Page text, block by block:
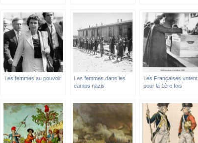
Les femmes au pouvoir
Les femmes dans les
camps nazis
Les Françaises votent
pour la 1ère fois